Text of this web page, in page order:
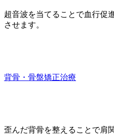
超音波を当てることで血行促
させます。
背骨・骨盤矯正治療
歪んだ背骨を整えることで肩